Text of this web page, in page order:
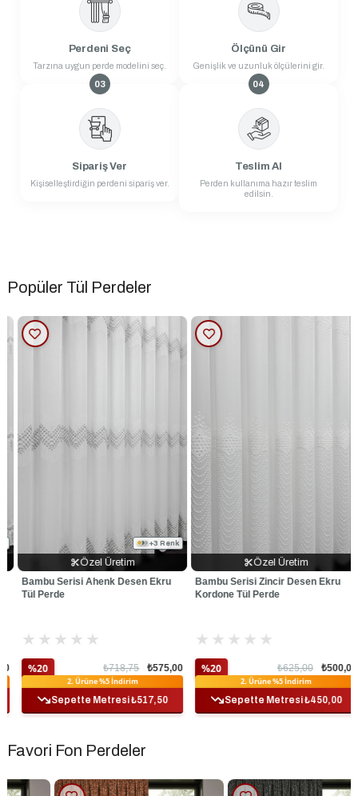
Perdeni Seç
Tarzına uygun perde modelini seç.
Ölçünü Gir
Genişlik ve uzunluk ölçülerini gir.
03
Sipariş Ver
Kişiselleştirdiğin perdeni sipariş ver.
04
Teslim Al
Perden kullanıma hazır teslim
edilsin.
Popüler Tül Perdeler
Özel Üretim
+3 Renk
Bambu Serisi Ahenk Desen Ekru
Tül Perde
★★★★★
₺575,00
₺718,75
%20
Ek %10 İndirim
2. Ürüne %5 İndirim
Sepette Metresi ₺517,50
Özel Üretim
Bambu Serisi Zincir Desen Ekru
Kordone Tül Perde
★★★★★
₺500,00
₺625,00
%20
Ek %10 İndirim
2. Ürüne %5 İndirim
Sepette Metresi ₺450,00
Favori Fon Perdeler